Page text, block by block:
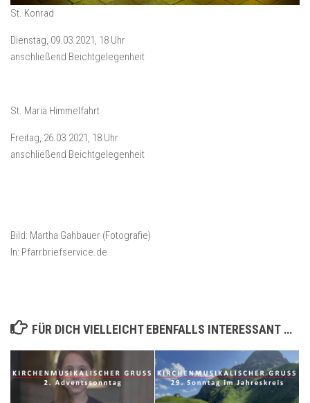
St. Konrad
Dienstag, 09.03.2021, 18 Uhr
anschließend Beichtgelegenheit
St. Mariä Himmelfahrt
Freitag, 26.03.2021, 18 Uhr
anschließend Beichtgelegenheit
Bild: Martha Gahbauer (Fotografie)
In: Pfarrbriefservice.de
FÜR DICH VIELLEICHT EBENFALLS INTERESSANT …